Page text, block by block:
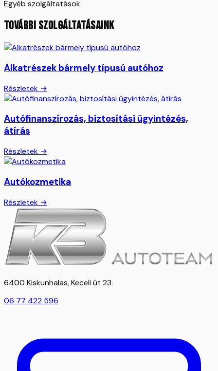
Egyéb szolgáltatások
TOVÁBBI SZOLGÁLTATÁSAINK
Alkatrészek bármely típusú autóhoz
Részletek →
Autófinanszírozás, biztosítási ügyintézés,
átírás
Részletek →
Autókozmetika
Részletek →
6400 Kiskunhalas, Keceli út 23.
06 77 422 596